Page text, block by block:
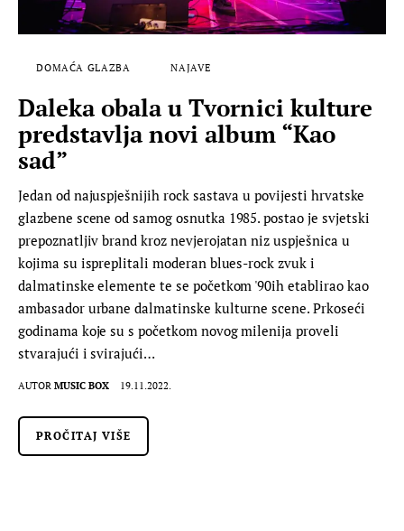
DOMAĆA GLAZBA NAJAVE
Daleka obala u Tvornici kulture
predstavlja novi album “Kao
sad”
Jedan od najuspješnijih rock sastava u povijesti hrvatske
glazbene scene od samog osnutka 1985. postao je svjetski
prepoznatljiv brand kroz nevjerojatan niz uspješnica u
kojima su ispreplitali moderan blues-rock zvuk i
dalmatinske elemente te se početkom '90ih etablirao kao
ambasador urbane dalmatinske kulturne scene. Prkoseći
godinama koje su s početkom novog milenija proveli
stvarajući i svirajući…
AUTOR MUSIC BOX 19.11.2022.
PROČITAJ VIŠE